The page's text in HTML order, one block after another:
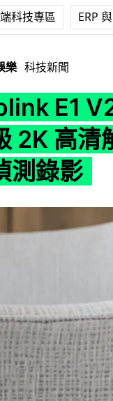
科技專區 ERP
樂 科技新聞
E1
2K 高清
測錄影